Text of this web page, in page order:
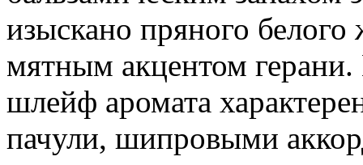
изыскано пряного
мятным акцентом
шлейф аромата
пачули, шипровыми